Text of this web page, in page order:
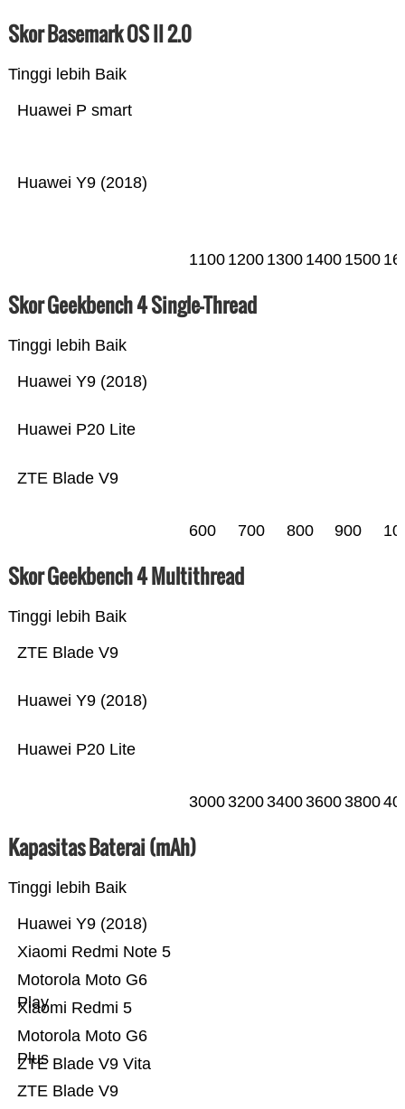
Skor Basemark OS II 2.0
Tinggi lebih Baik
Huawei Y9 (2018)
Huawei P smart
1100 1200 1300 1400 1500
Skor Geekbench 4 Single-Thread
Tinggi lebih Baik
ZTE Blade V9
Huawei P20 Lite
Huawei Y9 (2018)
600 700 800 900
Skor Geekbench 4 Multithread
Tinggi lebih Baik
Huawei P20 Lite
Huawei Y9 (2018)
ZTE Blade V9
30003200340036003800
Kapasitas Baterai (mAh)
Tinggi lebih Baik
ZTE Blade V9
ZTE Blade V9 Vita
Motorola Moto G6
Plus
Xiaomi Redmi 5
Motorola Moto G6
Play
Xiaomi Redmi Note 5
Huawei Y9 (2018)